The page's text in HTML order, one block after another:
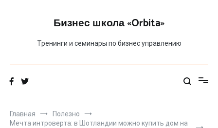
Бизнес школа «Orbita»
Тренинги и семинары по бизнес управлению
Главная
Полезно
Мечта интроверта: в Шотландии можно купить дом на